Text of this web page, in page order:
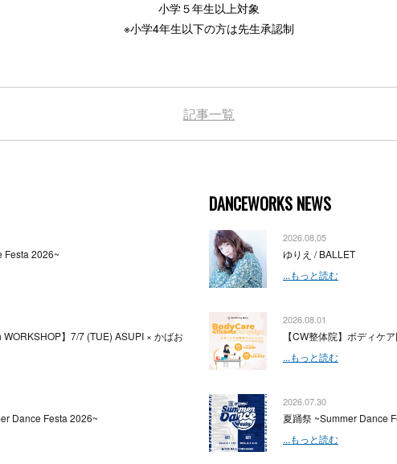
小学５年生以上対象
※小学4年生以下の方は先生承認制
記事一覧
Festa 2026~
WORKSHOP】7/7 (TUE) ASUPI × かばお
Dance Festa 2026~
DANCEWORKS NEWS
2026.08.05
ゆりえ / BALLET
...もっと読む
2026.08.01
【CW整体院】ボディケ
...もっと読む
2026.07.30
夏踊祭 ~Summer Dance
...もっと読む